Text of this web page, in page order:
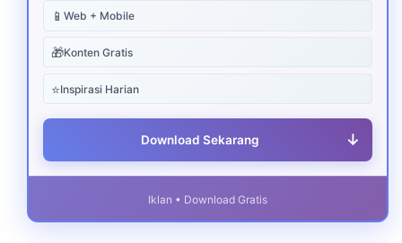
📱 Web + Mobile
🎁Konten Gratis
⭐Inspirasi Harian
Download Sekarang ↓
Iklan • Download Gratis